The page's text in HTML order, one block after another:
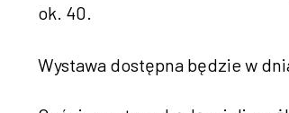
ok. 40.
Wystawa dostępna będzie w